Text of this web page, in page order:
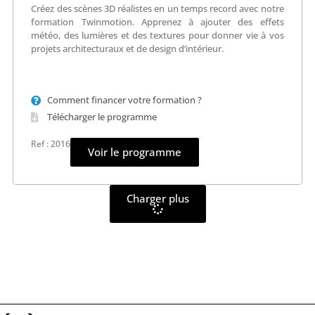
Créez des scènes 3D réalistes en un temps record avec notre
formation Twinmotion. Apprenez à ajouter des effets
météo, des lumières et des textures pour donner vie à vos
projets architecturaux et de design d’intérieur.
Comment financer votre formation ?
Télécharger le programme
Ref : 2016
Voir le programme
Charger plus